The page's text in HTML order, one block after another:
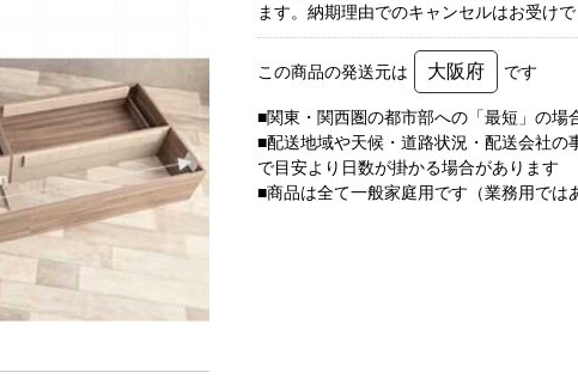
ます。納期理由でのキャンセルはお受け
この商品の発送元は 大阪府 です
■関東・関西圏の都市部への「最短」の場
■配送地域や天候・道路状況・配送会社の
で目安より日数が掛かる場合があります
■商品は全て一般家庭用です（業務用では